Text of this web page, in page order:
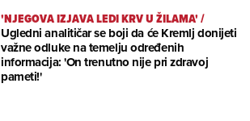
'NJEGOVA IZJAVA LEDI KRV U ŽILAMA'/
Ugledni analitičar se boji da će Kremlj donijeti
važne odluke na temelju određenih
informacija: 'On trenutno nije pri zdravoj
pameti!'